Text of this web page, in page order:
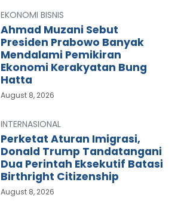
EKONOMI BISNIS
Ahmad Muzani Sebut
Presiden Prabowo Banyak
Mendalami Pemikiran
Ekonomi Kerakyatan Bung
Hatta
August 8, 2026
INTERNASIONAL
Perketat Aturan Imigrasi,
Donald Trump Tandatangani
Dua Perintah Eksekutif Batasi
Birthright Citizenship
August 8, 2026